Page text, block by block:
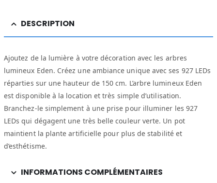
DESCRIPTION
Ajoutez de la lumière à votre décoration avec les arbres
lumineux Eden. Créez une ambiance unique avec ses 927 LEDs
réparties sur une hauteur de 150 cm. L’arbre lumineux Eden
est disponible à la location et très simple d’utilisation.
Branchez-le simplement à une prise pour illuminer les 927
LEDs qui dégagent une très belle couleur verte. Un pot
maintient la plante artificielle pour plus de stabilité et
d’esthétisme.
INFORMATIONS COMPLÉMENTAIRES